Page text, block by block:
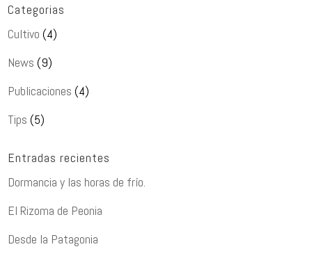
Categorias
Cultivo (4)
News (9)
Publicaciones (4)
Tips (5)
Entradas recientes
Dormancia y las horas de frío.
El Rizoma de Peonia
Desde la Patagonia